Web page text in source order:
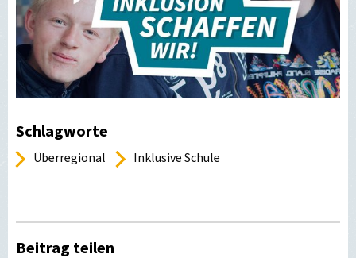
Schlagworte
Überregional Inklusive Schule
Beitrag teilen